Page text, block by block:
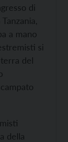
di
a mano
si
del
della